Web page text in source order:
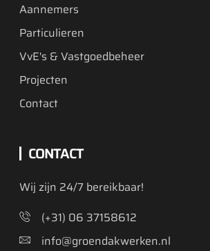
Aannemers
Particulieren
VvE's & Vastgoedbeheer
Projecten
Contact
CONTACT
Wij zijn 24/7 bereikbaar!
(+31) 06 37158612
info@groendakwerken.nl